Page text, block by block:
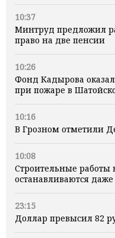
10:37
Минтруд предложил
право на две пенсии
10:26
Фонд Кадырова
при пожаре в
10:16
В Грозном отметили
10:08
Строительные работы
останавливаются
23:15
Доллар превысил 82